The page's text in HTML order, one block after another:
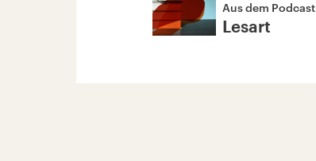
Aus dem Podcast
Lesart